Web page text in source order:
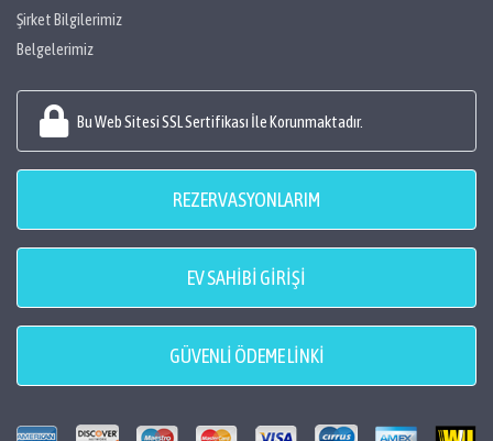
Şirket Bilgilerimiz
Belgelerimiz
Bu Web Sitesi SSL Sertifikası İle Korunmaktadır.
REZERVASYONLARIM
EV SAHİBİ GİRİŞİ
GÜVENLİ ÖDEME LİNKİ